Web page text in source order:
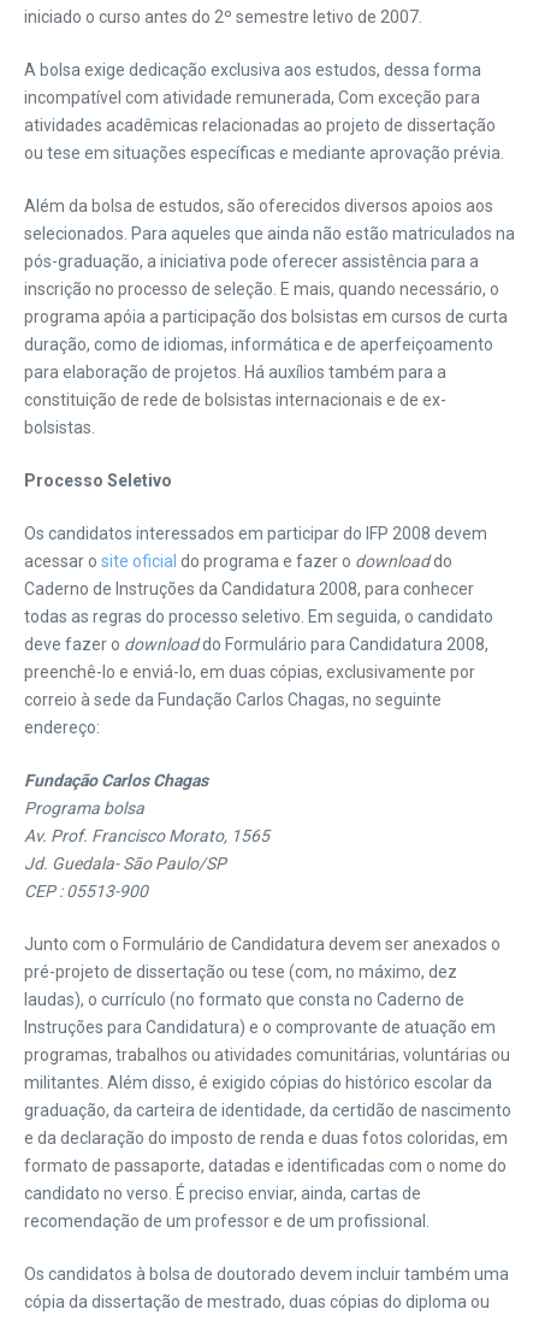
iniciado o curso antes do 2º semestre letivo de 2007.
A bolsa exige dedicação exclusiva aos estudos, dessa forma
incompatível com atividade remunerada, Com exceção para
atividades acadêmicas relacionadas ao projeto de dissertação
ou tese em situações específicas e mediante aprovação prévia.
Além da bolsa de estudos, são oferecidos diversos apoios aos
selecionados. Para aqueles que ainda não estão matriculados na
pós-graduação, a iniciativa pode oferecer assistência para a
inscrição no processo de seleção. E mais, quando necessário, o
programa apóia a participação dos bolsistas em cursos de curta
duração, como de idiomas, informática e de aperfeiçoamento
para elaboração de projetos. Há auxílios também para a
constituição de rede de bolsistas internacionais e de ex-
bolsistas.
Processo Seletivo
Os candidatos interessados em participar do IFP 2008 devem
acessar o site oficial do programa e fazer o downloaddo
Caderno de Instruções da Candidatura 2008, para conhecer
todas as regras do processo seletivo. Em seguida, o candidato
deve fazer o downloaddo Formulário para Candidatura 2008,
preenchê-lo e enviá-lo, em duas cópias, exclusivamente por
correio à sede da Fundação Carlos Chagas, no seguinte
endereço:
Fundação Carlos Chagas
Programa bolsa
Av. Prof. Francisco Morato, 1565
Jd. Guedala- São Paulo/SP
CEP : 05513-900
Junto com o Formulário de Candidatura devem ser anexados o
pré-projeto de dissertação ou tese (com, no máximo, dez
laudas), o currículo (no formato que consta no Caderno de
Instruções para Candidatura) e o comprovante de atuação em
programas, trabalhos ou atividades comunitárias, voluntárias ou
militantes. Além disso, é exigido cópias do histórico escolar da
graduação, da carteira de identidade, da certidão de nascimento
e da declaração do imposto de renda e duas fotos coloridas, em
formato de passaporte, datadas e identificadas com o nome do
candidato no verso. É preciso enviar, ainda, cartas de
recomendação de um professor e de um profissional.
Os candidatos à bolsa de doutorado devem incluir também uma
cópia da dissertação de mestrado, duas cópias do diploma ou